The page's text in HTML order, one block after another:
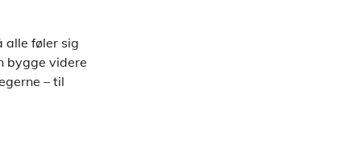
alle føler sig
bygge videre
– til